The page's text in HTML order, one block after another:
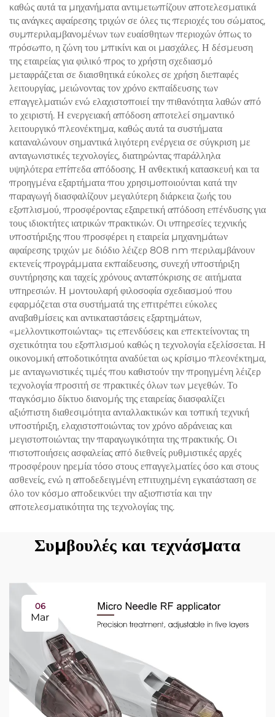
καθώς αυτά τα μηχανήματα αντιμετωπίζουν αποτελεσματικά
τις ανάγκες αφαίρεσης τριχών σε όλες τις περιοχές του σώματος,
συμπεριλαμβανομένων των ευαίσθητων περιοχών όπως το
πρόσωπο, η ζώνη του μπικίνι και οι μασχάλες. Η δέσμευση
της εταιρείας για φιλικό προς το χρήστη σχεδιασμό
μεταφράζεται σε διαισθητικά εύκολες σε χρήση διεπαφές
λειτουργίας, μειώνοντας τον χρόνο εκπαίδευσης των
επαγγελματιών ενώ ελαχιστοποιεί την πιθανότητα λαθών από
το χειριστή. Η ενεργειακή απόδοση αποτελεί σημαντικό
λειτουργικό πλεονέκτημα, καθώς αυτά τα συστήματα
καταναλώνουν σημαντικά λιγότερη ενέργεια σε σύγκριση με
ανταγωνιστικές τεχνολογίες, διατηρώντας παράλληλα
υψηλότερα επίπεδα απόδοσης. Η ανθεκτική κατασκευή και τα
προηγμένα εξαρτήματα που χρησιμοποιούνται κατά την
παραγωγή διασφαλίζουν μεγαλύτερη διάρκεια ζωής του
εξοπλισμού, προσφέροντας εξαιρετική απόδοση επένδυσης για
τους ιδιοκτήτες ιατρικών πρακτικών. Οι υπηρεσίες τεχνικής
υποστήριξης που προσφέρει η εταιρεία μηχανημάτων
αφαίρεσης τριχών με διόδιο λέιζερ 808 nm περιλαμβάνουν
εκτενείς προγράμματα εκπαίδευσης, συνεχή υποστήριξη
συντήρησης και ταχείς χρόνους ανταπόκρισης σε αιτήματα
υπηρεσιών. Η μοντουλαρή φιλοσοφία σχεδιασμού που
εφαρμόζεται στα συστήματά της επιτρέπει εύκολες
αναβαθμίσεις και αντικαταστάσεις εξαρτημάτων,
«μελλοντικοποιώντας» τις επενδύσεις και επεκτείνοντας τη
σχετικότητα του εξοπλισμού καθώς η τεχνολογία εξελίσσεται. Η
οικονομική αποδοτικότητα αναδύεται ως κρίσιμο πλεονέκτημα,
με ανταγωνιστικές τιμές που καθιστούν την προηγμένη λέιζερ
τεχνολογία προσιτή σε πρακτικές όλων των μεγεθών. Το
παγκόσμιο δίκτυο διανομής της εταιρείας διασφαλίζει
αξιόπιστη διαθεσιμότητα ανταλλακτικών και τοπική τεχνική
υποστήριξη, ελαχιστοποιώντας τον χρόνο αδράνειας και
μεγιστοποιώντας την παραγωγικότητα της πρακτικής. Οι
πιστοποιήσεις ασφαλείας από διεθνείς ρυθμιστικές αρχές
προσφέρουν ηρεμία τόσο στους επαγγελματίες όσο και στους
ασθενείς, ενώ η αποδεδειγμένη επιτυχημένη εγκατάσταση σε
όλο τον κόσμο αποδεικνύει την αξιοπιστία και την
αποτελεσματικότητα της τεχνολογίας της.
Συμβουλές και τεχνάσματα
06
Mar